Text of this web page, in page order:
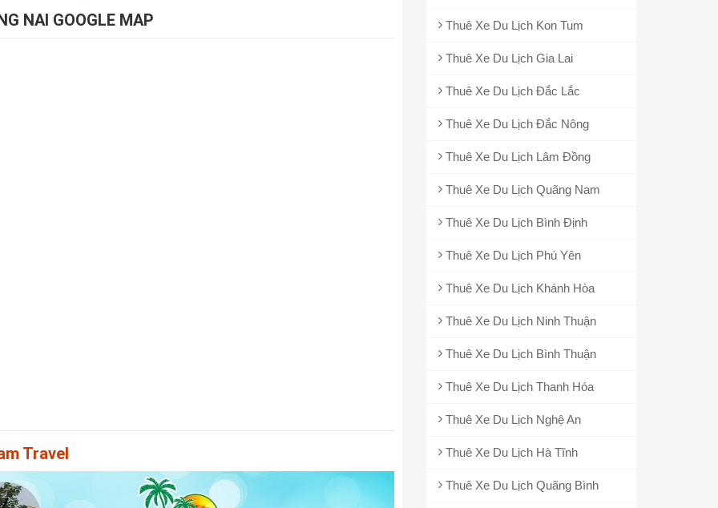
NAI GOOGLE MAP
Travel
Thuê Xe Du Lịch Kon Tum
Thuê Xe Du Lịch Gia Lai
Thuê Xe Du Lịch Đắc Lắc
Thuê Xe Du Lịch Đắc Nông
Thuê Xe Du Lịch Lâm Đồng
Thuê Xe Du Lịch Quãng Nam
Thuê Xe Du Lịch Bình Định
Thuê Xe Du Lịch Phú Yên
Thuê Xe Du Lịch Khánh Hòa
Thuê Xe Du Lịch Ninh Thuận
Thuê Xe Du Lịch Bình Thuận
Thuê Xe Du Lịch Thanh Hóa
Thuê Xe Du Lịch Nghệ An
Thuê Xe Du Lịch Hà Tĩnh
Thuê Xe Du Lịch Quãng Bình